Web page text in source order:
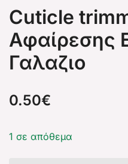
Cuticle
Αφαίρεσης
Γαλαζιο
0.50€
1 σε απόθεμα